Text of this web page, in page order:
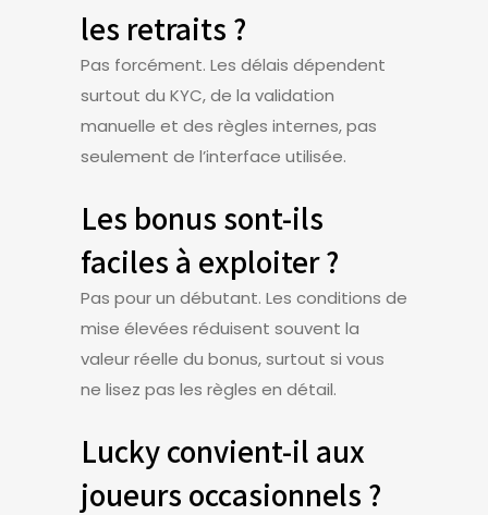
les retraits ?
Pas forcément. Les délais dépendent
surtout du KYC, de la validation
manuelle et des règles internes, pas
seulement de l’interface utilisée.
Les bonus sont-ils
faciles à exploiter ?
Pas pour un débutant. Les conditions de
mise élevées réduisent souvent la
valeur réelle du bonus, surtout si vous
ne lisez pas les règles en détail.
Lucky convient-il aux
joueurs occasionnels ?